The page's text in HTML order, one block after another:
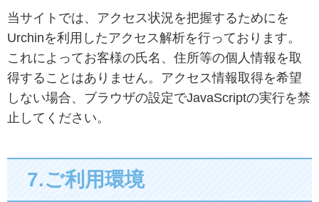
当サイトでは、アクセス状況を把握するためにを
Urchinを利用したアクセス解析を行っております。
これによってお客様の氏名、住所等の個人情報を取
得することはありません。アクセス情報取得を希望
しない場合、ブラウザの設定でJavaScriptの実行を禁
止してください。
7.ご利用環境